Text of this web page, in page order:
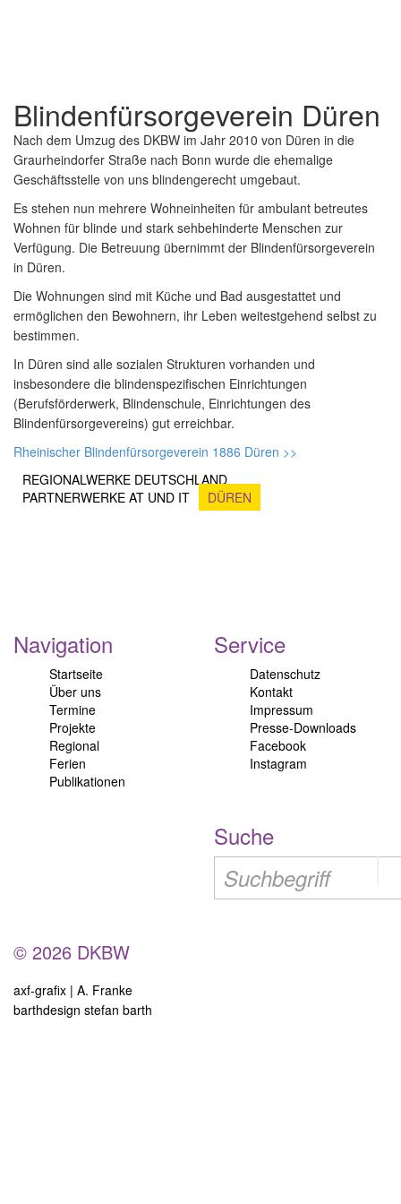
Blindenfürsorgeverein Düren
Nach dem Umzug des DKBW im Jahr 2010 von Düren in die
Graurheindorfer Straße nach Bonn wurde die ehemalige
Geschäftsstelle von uns blindengerecht umgebaut.
Es stehen nun mehrere Wohneinheiten für ambulant betreutes
Wohnen für blinde und stark sehbehinderte Menschen zur
Verfügung. Die Betreuung übernimmt der Blindenfürsorgeverein
in Düren.
Die Wohnungen sind mit Küche und Bad ausgestattet und
ermöglichen den Bewohnern, ihr Leben weitestgehend selbst zu
bestimmen.
In Düren sind alle sozialen Strukturen vorhanden und
insbesondere die blindenspezifischen Einrichtungen
(Berufsförderwerk, Blindenschule, Einrichtungen des
Blindenfürsorgevereins) gut erreichbar.
Rheinischer Blindenfürsorgeverein 1886 Düren >>
REGIONALWERKE DEUTSCHLAND
PARTNERWERKE AT UND IT
DÜREN
Navigation
Startseite
Über uns
Termine
Projekte
Regional
Ferien
Publikationen
Service
Datenschutz
Kontakt
Impressum
Presse-Downloads
Facebook
Instagram
Suche
© 2026 DKBW
axf-grafix | A. Franke
barthdesign stefan barth